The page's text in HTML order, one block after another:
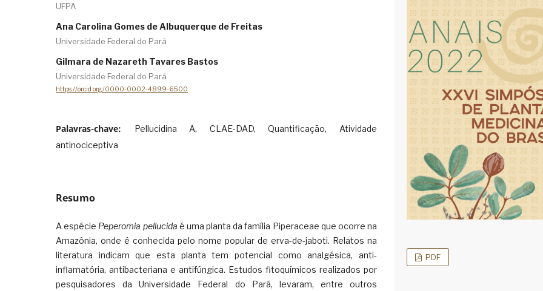
UFPA
Ana Carolina Gomes de Albuquerque de Freitas
Universidade Federal do Pará
Gilmara de Nazareth Tavares Bastos
Universidade Federal do Pará
https://orcid.org/0000-0002-4899-6500
Palavras-chave:
Pellucidina A, CLAE-DAD, Quantificação, Atividade
antinociceptiva
Resumo
A espécie Peperomia pellucida é uma planta da família Piperaceae que ocorre na
Amazônia, onde é conhecida pelo nome popular de erva-de-jaboti. Relatos na
literatura indicam que esta planta tem potencial como analgésica, anti-
inflamatória, antibacteriana e antifúngica. Estudos fitoquímicos realizados por
pesquisadores da Universidade Federal do Pará, levaram, entre outros
PDF